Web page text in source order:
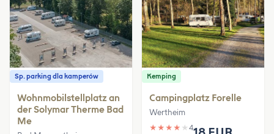
Sp. parking dla kamperów
Wohnmobilstellplatz an
der Solymar Therme Bad
Me
Kemping
Campingplatz Forelle
Wertheim
★ ★ ★ ★ ★ 4